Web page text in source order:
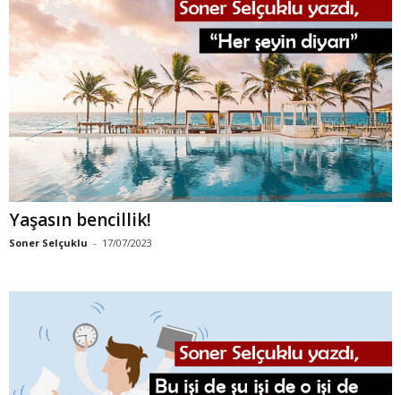
Yaşasın bencillik!
Soner Selçuklu - 17/07/2023